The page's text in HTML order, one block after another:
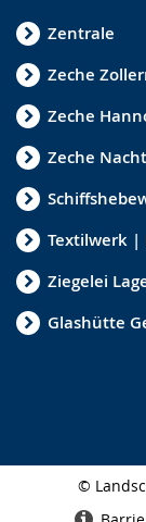
Zentrale
Zeche
Zeche
Zeche
Textilwerk |
Ziegelei
Glashütte
©